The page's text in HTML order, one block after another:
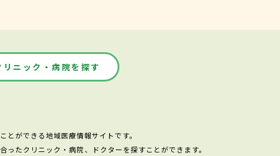
リニック・病院を探す
ができる地域医療情報サイトです。
たクリニック・病院、ドクターを探すことができます。